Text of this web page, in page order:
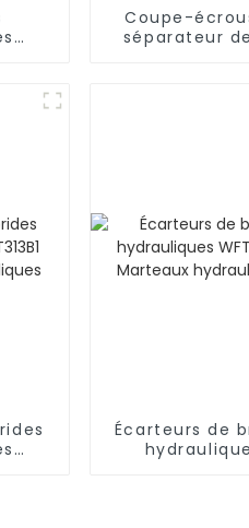
Coupe-
séparateur
Écarteurs de